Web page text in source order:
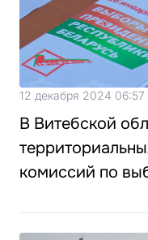
12 декабря 2024 06:57
В Витебской
комиссий по